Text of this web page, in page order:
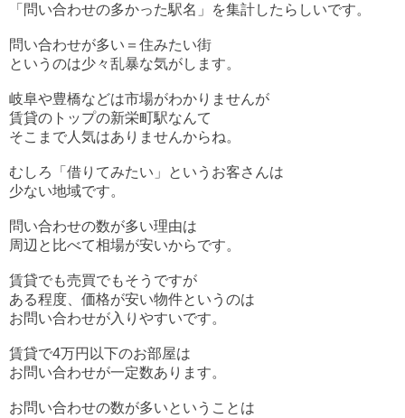
「問い合わせの多かった駅名」を集計したらしいです。
問い合わせが多い＝住みたい街
というのは少々乱暴な気がします。
岐阜や豊橋などは市場がわかりませんが
賃貸のトップの新栄町駅なんて
そこまで人気はありませんからね。
むしろ「借りてみたい」というお客さんは
少ない地域です。
問い合わせの数が多い理由は
周辺と比べて相場が安いからです。
賃貸でも売買でもそうですが
ある程度、価格が安い物件というのは
お問い合わせが入りやすいです。
賃貸で4万円以下のお部屋は
お問い合わせが一定数あります。
お問い合わせの数が多いということは